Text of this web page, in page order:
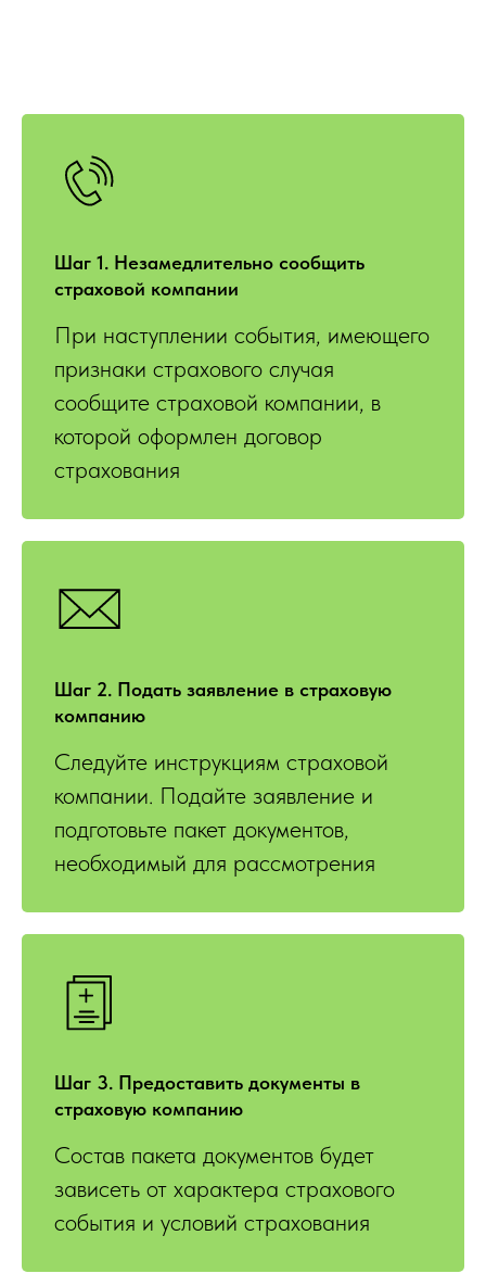
Шаг 1. Незамедлительно сообщить
страховой компании
При наступлении события, имеющего
признаки страхового случая
сообщите страховой компании, в
которой оформлен договор
страхования
Шаг 2. Подать заявление в страховую
компанию
Следуйте инструкциям страховой
компании. Подайте заявление и
подготовьте пакет документов,
необходимый для рассмотрения
Шаг 3. Предоставить документы в
страховую компанию
Состав пакета документов будет
зависеть от характера страхового
события и условий страхования